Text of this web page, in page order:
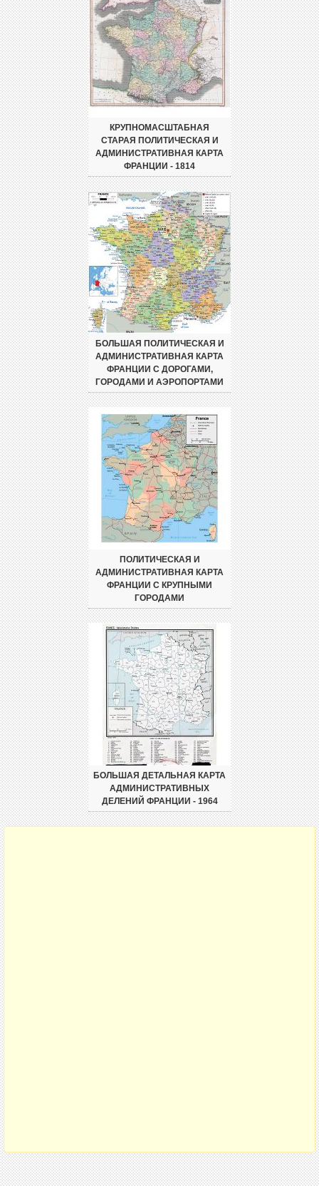
КРУПНОМАСШТАБНАЯ
СТАРАЯ ПОЛИТИЧЕСКАЯ И
АДМИНИСТРАТИВНАЯ КАРТА
ФРАНЦИИ - 1814
БОЛЬШАЯ ПОЛИТИЧЕСКАЯ И
АДМИНИСТРАТИВНАЯ КАРТА
ФРАНЦИИ С ДОРОГАМИ,
ГОРОДАМИ И АЭРОПОРТАМИ
ПОЛИТИЧЕСКАЯ И
АДМИНИСТРАТИВНАЯ КАРТА
ФРАНЦИИ С КРУПНЫМИ
ГОРОДАМИ
БОЛЬШАЯ ДЕТАЛЬНАЯ КАРТА
АДМИНИСТРАТИВНЫХ
ДЕЛЕНИЙ ФРАНЦИИ - 1964